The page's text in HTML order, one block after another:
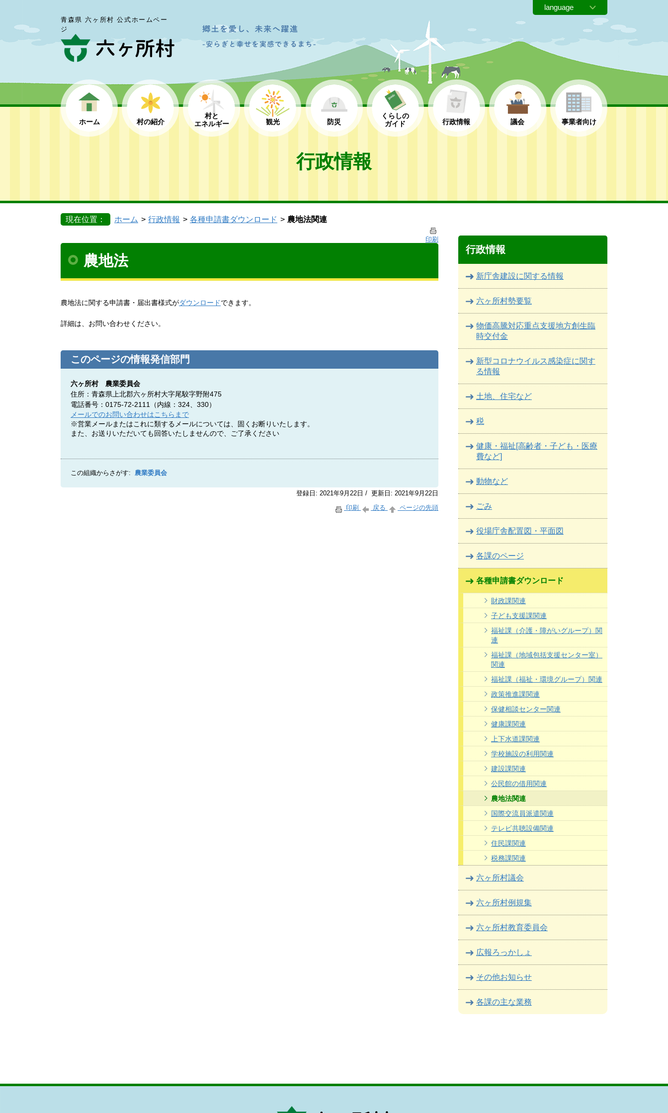
青森県 六ヶ所村 公式ホームペー
ジ
ホーム 村の紹介
村と
エネルギー
観光 防災
くらしの
ガイド
行政情報 議会 事業者向け
行政情報
現在位置： ホーム 行政情報 各種申請書ダウンロード 農地法関連
行政情報
新庁舎建設に関する情報
六ヶ所村勢要覧
物価高騰対応重点支援地方創生臨
時交付金
新型コロナウイルス感染症に関す
る情報
土地、住宅など
税
健康・福祉[高齢者・子ども・医療
費など]
動物など
ごみ
役場庁舎配置図・平面図
各課のページ
各種申請書ダウンロード
財政課関連
子ども支援課関連
福祉課（介護・障がいグループ）関
連
福祉課（地域包括支援センター室）
関連
福祉課（福祉・環境グループ）関連
政策推進課関連
保健相談センター関連
健康課関連
上下水道課関連
学校施設の利用関連
建設課関連
公民館の借用関連
農地法関連
国際交流員派遣関連
テレビ共聴設備関連
住民課関連
税務課関連
六ヶ所村議会
六ヶ所村例規集
六ヶ所村教育委員会
広報ろっかしょ
その他お知らせ
各課の主な業務
印刷
農地法
農地法に関する申請書・届出書様式がダウンロードできます。
詳細は、お問い合わせください。
このページの情報発信部門
六ヶ所村 農業委員会
住所：青森県上北郡六ヶ所村大字尾駮字野附475
電話番号：0175-72-2111（内線：324、330）
メールでのお問い合わせはこちらまで
※営業メールまたはこれに類するメールについては、固くお断りいたします。
また、お送りいただいても回答いたしませんので、ご了承ください
この組織からさがす: 農業委員会
登録日: 2021年9月22日 / 更新日: 2021年9月22日
印刷
戻る ページの先頭